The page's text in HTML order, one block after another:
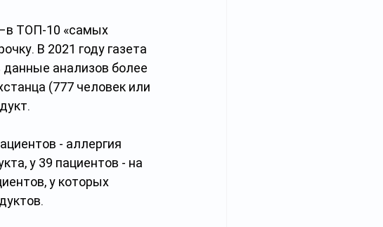
–в ТОП-10 «самых
В 2021 году газета
данные анализов более
(777 человек или
- аллергия
у 39 пациентов - на
у которых